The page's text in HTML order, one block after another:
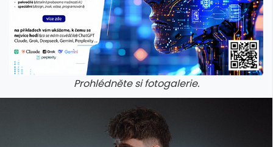
Prohlédněte si fotogalerie.